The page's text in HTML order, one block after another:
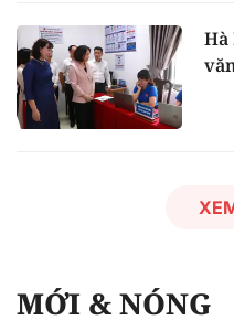
Hà
MỚI & NÓNG